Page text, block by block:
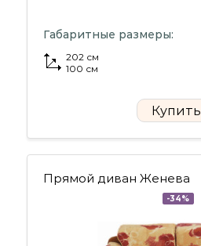
Габаритные размеры:
202 см
100 см
Купить
Прямой диван Женева
-34%